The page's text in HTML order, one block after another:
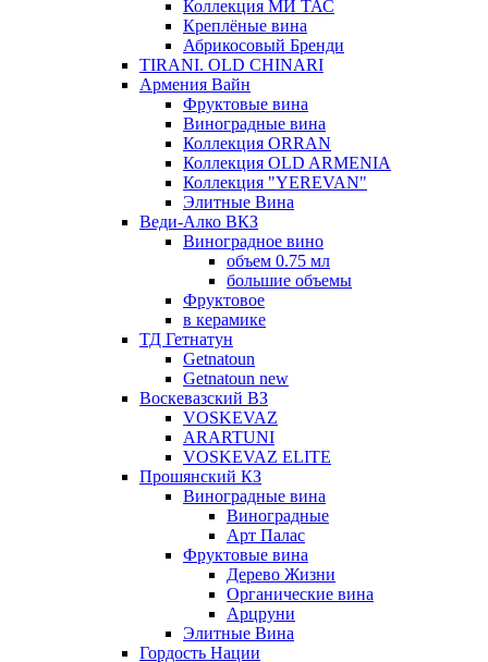
Коллекция МИ ТАС
Креплёные вина
Абрикосовый Бренди
TIRANI. OLD CHINARI
Армения Вайн
Фруктовые вина
Виноградные вина
Коллекция ORRAN
Коллекция OLD ARMENIA
Коллекция "YEREVAN"
Элитные Вина
Веди-Алко ВКЗ
Виноградное вино
объем 0.75 мл
большие объемы
Фруктовое
в керамике
ТД Гетнатун
Getnatoun
Getnatoun new
Воскевазский ВЗ
VOSKEVAZ
ARARTUNI
VOSKEVAZ ELITE
Прошянский КЗ
Виноградные вина
Виноградные
Арт Палас
Фруктовые вина
Дерево Жизни
Органические вина
Арцруни
Элитные Вина
Гордость Нации